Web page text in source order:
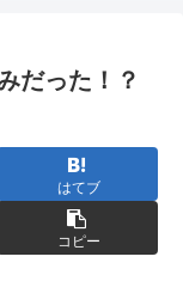
だった！？
はてブ
コピー